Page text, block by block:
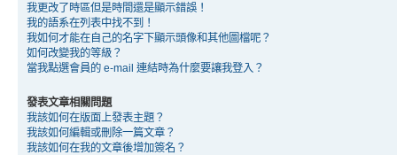
我更改了時區但是時間還是顯示錯誤！
我的語系在列表中找不到！
我如何才能在自己的名字下顯示頭像和其他圖檔呢？
如何改變我的等級？
當我點選會員的 e-mail 連結時為什麼要讓我登入？
發表文章相關問題
我該如何在版面上發表主題？
我該如何編輯或刪除一篇文章？
我該如何在我的文章後增加簽名？